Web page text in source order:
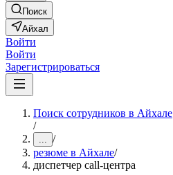
Поиск
Айхал
Войти
Войти
Зарегистрироваться
Поиск сотрудников в Айхале
/
... /
резюме в Айхале/
диспетчер call-центра